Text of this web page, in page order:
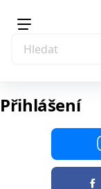
Přihlášení